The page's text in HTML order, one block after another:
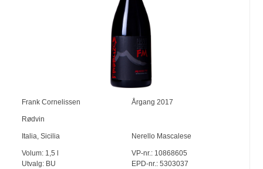
Frank Cornelissen Årgang 2017
Rødvin
Italia,Sicilia Nerello Mascalese
Volum: 1,5
Utvalg: BU
VP-nr.:10868605
EPD-nr.: 5303037